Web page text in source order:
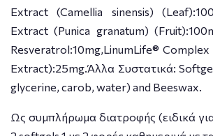
Extract (Camellia sinensis)
Extract (Punica granatum)
Resveratrol:10mg,LinumLife® Complex
Extract):25mg.Άλλα Συστατικά:
glycerine, carob, water) and Beeswax.
Ως συμπλήρωμα διατροφής (ειδικά